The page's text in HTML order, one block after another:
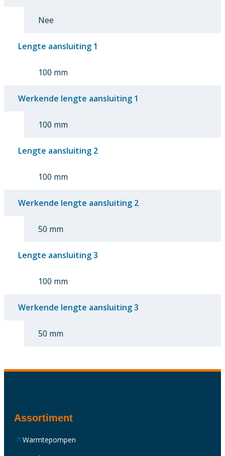
Nee
Lengte aansluiting 1
100 mm
Werkende lengte aansluiting 1
100 mm
Lengte aansluiting 2
100 mm
Werkende lengte aansluiting 2
50 mm
Lengte aansluiting 3
100 mm
Werkende lengte aansluiting 3
50 mm
Assortiment
Warmtepompen